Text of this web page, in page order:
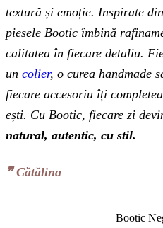
textură și emoție. Inspirate
piesele Bootic îmbină
calitatea în fiecare detaliu.
un colier, o curea handmade
fiecare accesoriu îți
ești. Cu Bootic, fiecare zi
natural, autentic, cu stil.
❞‬ Cătălina
Bootic